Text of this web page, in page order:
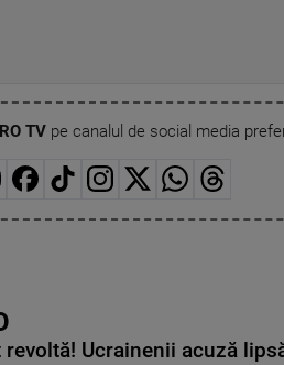
TVpe canalul de social media
Ucrainenii acuză